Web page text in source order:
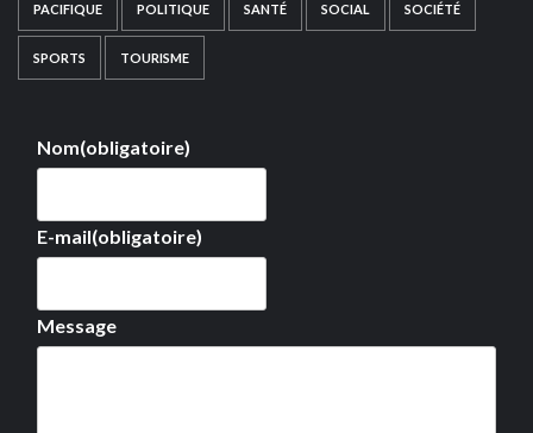
PACIFIQUE POLITIQUE SANTÉ SOCIAL SOCIÉTÉ
SPORTS TOURISME
Nom(obligatoire)
E-mail(obligatoire)
Message